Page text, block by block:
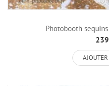
Photobooth